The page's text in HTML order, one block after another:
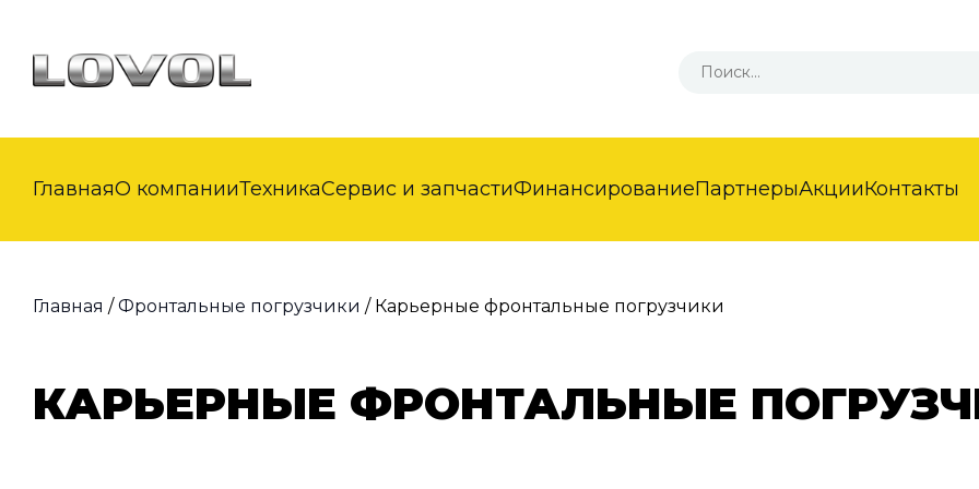
ГлавнаяО компанииТехникаСервис и запчастиФинансированиеПартнерыАкцииКонтакты
Главная /Фронтальные погрузчики / Карьерные фронтальные погрузчики
КАРЬЕРНЫЕ ФРОНТАЛЬНЫЕ